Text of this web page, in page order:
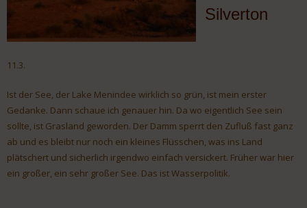
Silverton
11.3.
Ist der See, der Lake Menindee wirklich so grün, ist mein erster
Gedanke. Dann schaue ich genauer hin. Da wo eigentlich See sein
sollte, ist Grasland geworden. Der Damm sperrt den Zufluß fast ganz
ab und es bleibt nur noch ein kleines Flüsschen, was ins Land
plätschert und sicherlich irgendwo einfach versickert. Früher war hier
ein großer, ein sehr großer See. Das ist Wasserpolitik.